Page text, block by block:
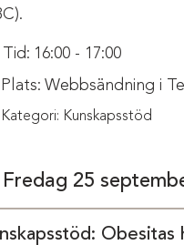
Tid: 16:00 - 17:00
Plats: Webbsändning i
Kategori: Kunskapsstöd
Fredag 25
Obesitas